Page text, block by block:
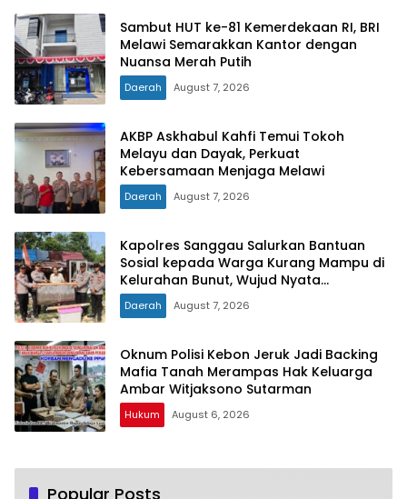
Sambut HUT ke-81 Kemerdekaan RI, BRI
Melawi Semarakkan Kantor dengan
Nuansa Merah Putih
Daerah August 7, 2026
AKBP Askhabul Kahfi Temui Tokoh
Melayu dan Dayak, Perkuat
Kebersamaan Menjaga Melawi
Daerah August 7, 2026
Kapolres Sanggau Salurkan Bantuan
Sosial kepada Warga Kurang Mampu di
Kelurahan Bunut, Wujud Nyata
Kepedulian Polri Hadir untuk Masyarakat
Daerah August 7, 2026
Oknum Polisi Kebon Jeruk Jadi Backing
Mafia Tanah Merampas Hak Keluarga
Ambar Witjaksono Sutarman
Hukum August 6, 2026
Popular Posts